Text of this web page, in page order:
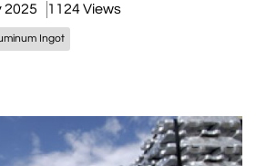
2025 1124 Views
Ingot